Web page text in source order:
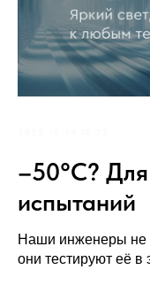
–50°C?
испытаний
Наши инженеры не
они тестируют её в